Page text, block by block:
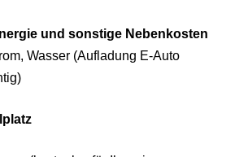
und sonstige Nebenkosten
Wasser (Aufladung E-Auto